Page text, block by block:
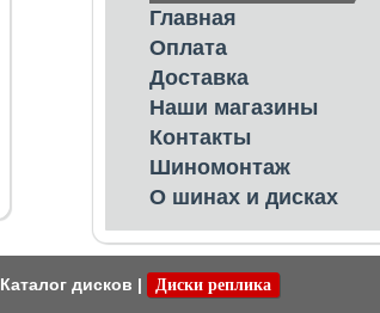
Главная
Оплата
Доставка
Наши магазины
Контакты
Шиномонтаж
О шинах и дисках
Каталог дисков | Диски реплика